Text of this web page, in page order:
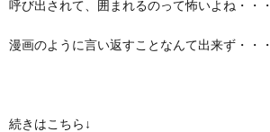
呼び出されて、囲まれるのって怖いよね・・・
漫画のように言い返すことなんて出来ず・・・
続きはこちら↓